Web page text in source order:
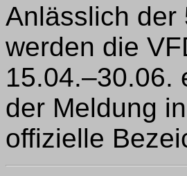
Anlässlich der
werden die
15.04.–30.06.
der Meldung
offizielle